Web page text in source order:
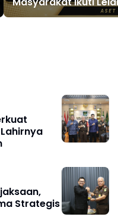
Barang Rampasan
Strategis